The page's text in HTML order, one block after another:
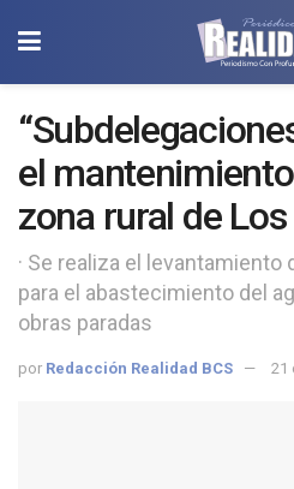
el
zona rural de Los
Florentino
· Se realiza el levantamiento
para el abastecimiento del
obras paradas
por Redacción Realidad BCS 21